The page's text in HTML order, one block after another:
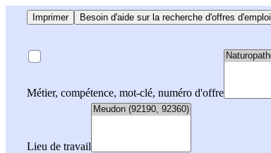
Imprimer Besoin d'aide sur la recherche d'offres
Métier, compétence, mot-clé, numéro d'offre
Lieu de travail